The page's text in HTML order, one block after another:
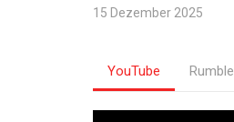
15 Dezember 2025
YouTube Rumble